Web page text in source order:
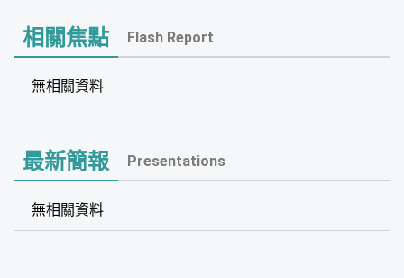
相關焦點 Flash Report
無相關資料
最新簡報 Presentations
無相關資料